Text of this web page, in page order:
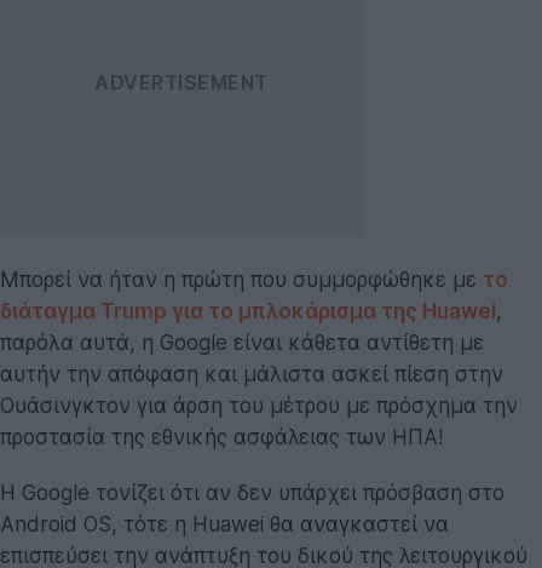
Μπορεί να ήταν η πρώτη που συμμορφώθηκε με το
διάταγμα Trump για το μπλοκάρισμα της Huawei,
παρόλα αυτά, η Google είναι κάθετα αντίθετη με
αυτήν την απόφαση και μάλιστα ασκεί πίεση στην
Ουάσινγκτον για άρση του μέτρου με πρόσχημα την
προστασία της εθνικής ασφάλειας των ΗΠΑ!
Η Google τονίζει ότι αν δεν υπάρχει πρόσβαση στο
Android OS, τότε η Huawei θα αναγκαστεί να
επισπεύσει την ανάπτυξη του δικού της λειτουργικού